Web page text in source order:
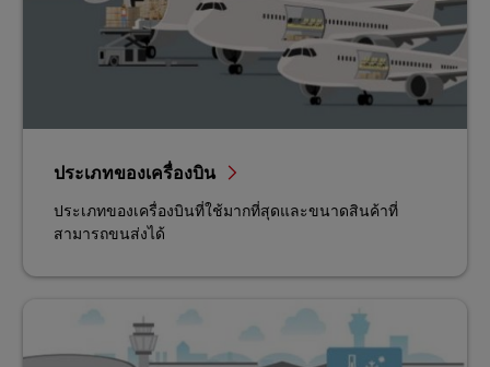
ประเภทของเครื่องบิน
ประเภทของเครื่องบินที่ใช้มากที่สุดและขนาดสินค้าที่
สามารถขนส่งได้